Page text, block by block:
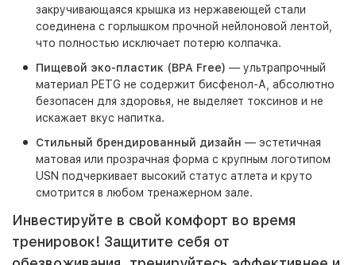
закручивающаяся крышка из нержавеющей стали
соединена с горлышком прочной нейлоновой лентой,
что полностью исключает потерю колпачка.
Пищевой эко-пластик (BPA Free) — ультрапрочный
материал PETG не содержит бисфенол-А, абсолютно
безопасен для здоровья, не выделяет токсинов и не
искажает вкус напитка.
Стильный брендированный дизайн — эстетичная
матовая или прозрачная форма с крупным логотипом
USN подчеркивает высокий статус атлета и круто
смотрится в любом тренажерном зале.
Инвестируйте в свой комфорт во время
тренировок! Защитите себя от